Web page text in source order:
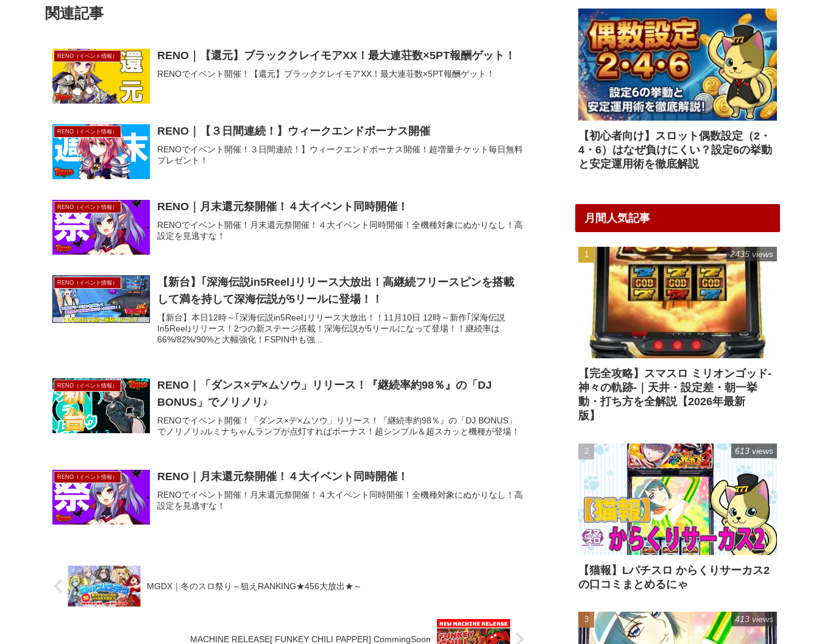
関連記事
RENO（イベント情報） RENO｜【還元】ブラッククレイモアXX！最大連荘数×5PT報酬ゲット！
RENOでイベント開催！【還元】ブラッククレイモアXX！最大連荘数×5PT報酬ゲット！
RENO（イベント情報） RENO｜【３日間連続！】ウィークエンドボーナス開催
RENOでイベント開催！３日間連続！】ウィークエンドボーナス開催！超増量チケット毎日無料
プレゼント！
RENO（イベント情報） RENO｜月末還元祭開催！４大イベント同時開催！
RENOでイベント開催！月末還元祭開催！４大イベント同時開催！全機種対象にぬかりなし！高
設定を見逃すな！
RENO（イベント情報）
【新台】｢深海伝説in5Reel｣リリース大放出！高継続フリースピンを搭載
して満を持して深海伝説が5リールに登場！！
【新台】本日12時～｢深海伝説in5Reel｣リリース大放出！！11月10日 12時～新作｢深海伝説
In5Reel｣リリース！2つの新ステージ搭載！深海伝説が5リールになって登場！！継続率は
66%/82%/90%と大幅強化！FSPIN中も強...
RENO（イベント情報）
RENO｜「ダンス×デ×ムソウ」リリース！『継続率約98％』の「DJ
BONUS」でノリノリ♪
RENOでイベント開催！「ダンス×デ×ムソウ」リリース！『継続率約98％』の「DJ BONUS」
でノリノリ♪ルミナちゃんランプが点灯すればボーナス！超シンプル＆超スカッと機種が登場！
RENO（イベント情報） RENO｜月末還元祭開催！４大イベント同時開催！
RENOでイベント開催！月末還元祭開催！４大イベント同時開催！全機種対象にぬかりなし！高
設定を見逃すな！
MGDX｜冬のスロ祭り～狙えRANKING★456大放出★～
MACHINE RELEASE[ FUNKEY CHILI PAPPER] CommingSoon
【初心者向け】スロット偶数設定（2・
4・6）はなぜ負けにくい？設定6の挙動
と安定運用術を徹底解説
月間人気記事
【完全攻略】スマスロ ミリオンゴッド-
神々の軌跡-｜天井・設定差・朝一挙
動・打ち方を全解説【2026年最新
版】
2435 views
【猫報】Lパチスロ からくりサーカス2
の口コミまとめるにゃ
613 views
413 views